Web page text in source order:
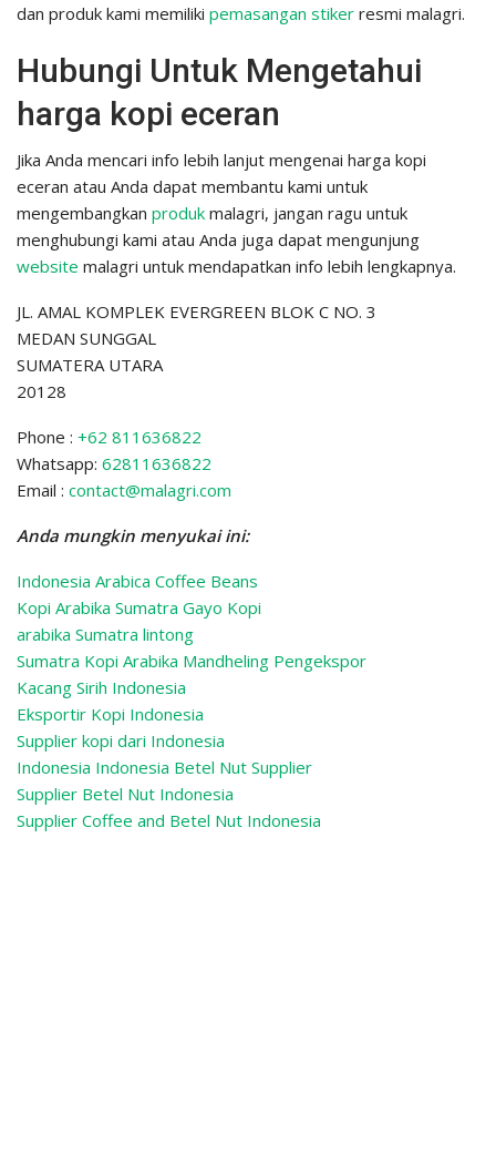
dan produk kami memiliki pemasangan stiker resmi malagri.
Hubungi Untuk Mengetahui
harga kopi eceran
Jika Anda mencari info lebih lanjut mengenai harga kopi
eceran atau Anda dapat membantu kami untuk
mengembangkan produk malagri, jangan ragu untuk
menghubungi kami atau Anda juga dapat mengunjung
website malagri untuk mendapatkan info lebih lengkapnya.
JL. AMAL KOMPLEK EVERGREEN BLOK C NO. 3
MEDAN SUNGGAL
SUMATERA UTARA
20128
Phone : +62 811636822
Whatsapp: 62811636822
Email : contact@malagri.com
Anda mungkin menyukai ini:
Indonesia Arabica Coffee Beans
Kopi Arabika Sumatra Gayo Kopi
arabika Sumatra lintong
Sumatra Kopi Arabika Mandheling Pengekspor
Kacang Sirih Indonesia
Eksportir Kopi Indonesia
Supplier kopi dari Indonesia
Indonesia Indonesia Betel Nut Supplier
Supplier Betel Nut Indonesia
Supplier Coffee and Betel Nut Indonesia